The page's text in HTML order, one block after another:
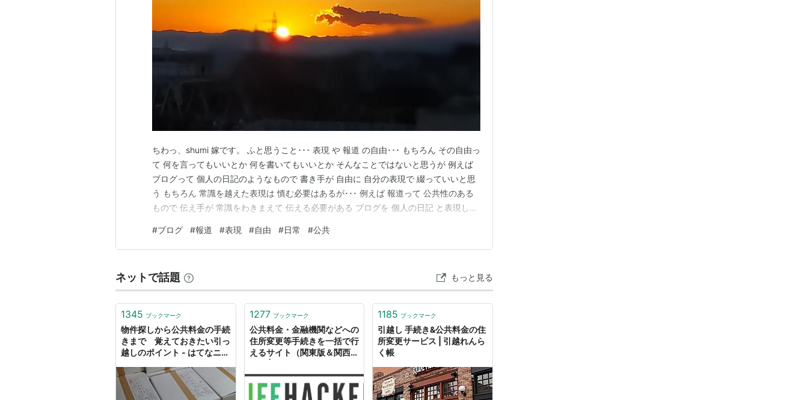
ちわっ、shumi 嫁です。 ふと思うこと･･･ 表現 や 報道 の自由･･･ もちろん その自由っ
て 何を言ってもいいとか 何を書いてもいいとか そんなことではないと思うが 例えば
ブログって 個人の日記のようなもので 書き手が 自由に 自分の表現で 綴っていいと思
う もちろん 常識を越えた表現は 慎む必要はあるが･･･ 例えば 報道って 公共性のある
もので 伝え手が 常識をわきまえて 伝える必要がある ブログを 個人の日記 と表現した
という意味では 個人の日記 でもある そして そのブログには 様々なコメ…
#ブログ #報道 #表現 #自由 #日常 #公共
ネットで話題 もっと見る
1345 ブックマーク
物件探しから公共料金の手続
きまで 覚えておきたい引っ
越しのポイント - はてなニュ
1277 ブックマーク
公共料金・金融機関などへの
住所変更等手続きを一括で行
えるサイト（関東版＆関西
パン
1185 ブックマーク
引越し 手続き&公共料金の住
所変更サービス | 引越れんら
く帳